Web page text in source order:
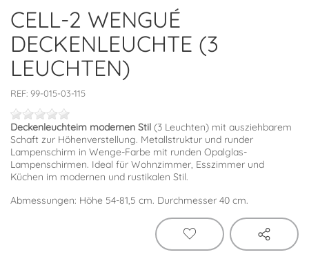
CELL-2 WENGUÉ
DECKENLEUCHTE (3
LEUCHTEN)
REF: 99-015-03-115
Deckenleuchteim modernen Stil (3 Leuchten) mit ausziehbarem
Schaft zur Höhenverstellung. Metallstruktur und runder
Lampenschirm in Wenge-Farbe mit runden Opalglas-
Lampenschirmen. Ideal für Wohnzimmer, Esszimmer und
Küchen im modernen und rustikalen Stil.
Abmessungen: Höhe 54-81,5 cm. Durchmesser 40 cm.